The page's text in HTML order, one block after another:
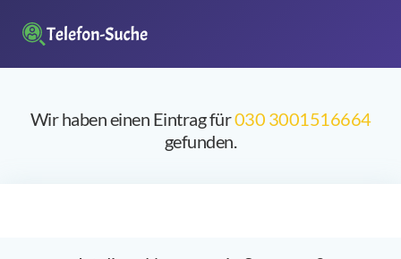
Wir haben einen Eintrag für030 3001516664
gefunden.